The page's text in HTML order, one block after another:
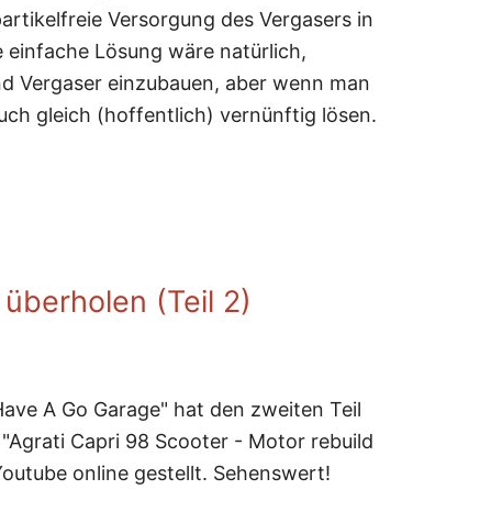
Versorgung des Vergasers in
Lösung wäre natürlich,
Vergaser einzubauen, aber wenn man
gleich (hoffentlich) vernünftig lösen.
(Teil 2)
A Go Garage" hat den zweiten Teil
Capri 98 Scooter - Motor rebuild
online gestellt. Sehenswert!